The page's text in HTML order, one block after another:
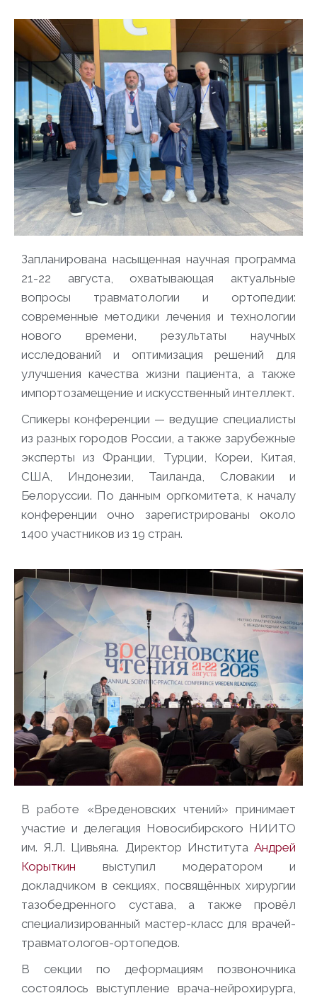
Запланирована насыщенная научная программа
21-22 августа, охватывающая актуальные
вопросы травматологии и ортопедии:
современные методики лечения и технологии
нового времени, результаты научных
исследований и оптимизация решений для
улучшения качества жизни пациента, а также
импортозамещение и искусственный интеллект.
Спикеры конференции — ведущие специалисты
из разных городов России, а также зарубежные
эксперты из Франции, Турции, Кореи, Китая,
США, Индонезии, Таиланда, Словакии и
Белоруссии. По данным оргкомитета, к началу
конференции очно зарегистрированы около
1400 участников из 19 стран.
В работе «Вреденовских чтений» принимает
участие и делегация Новосибирского НИИТО
им. Я.Л. Цивьяна. Директор Института Андрей
Корыткин выступил модератором и
докладчиком в секциях, посвящённых хирургии
тазобедренного сустава, а также провёл
специализированный мастер-класс для врачей-
травматологов-ортопедов.
В секции по деформациям позвоночника
состоялось выступление врача-нейрохирурга,